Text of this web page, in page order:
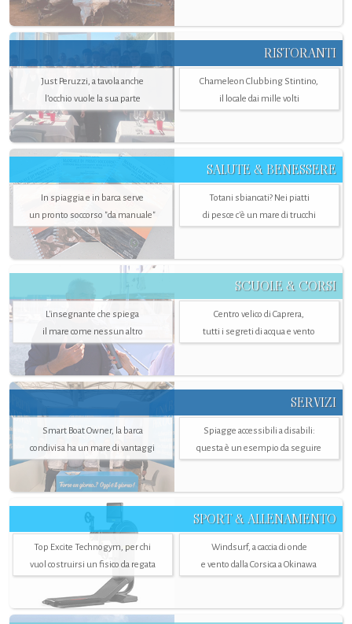
RISTORANTI
Just Peruzzi, a tavola anche
l’occhio vuole la sua parte
Chameleon Clubbing Stintino,
il locale dai mille volti
SALUTE & BENESSERE
In spiaggia e in barca serve
un pronto soccorso "da manuale"
Totani sbiancati? Nei piatti
di pesce c'è un mare di trucchi
SCUOLE & CORSI
L'insegnante che spiega
il mare come nessun altro
Centro velico di Caprera,
tutti i segreti di acqua e vento
SERVIZI
Smart Boat Owner, la barca
condivisa ha un mare di vantaggi
Spiagge accessibili a disabili:
questa è un esempio da seguire
SPORT & ALLENAMENTO
Top Excite Technogym, per chi
vuol costruirsi un fisico da regata
Windsurf, a caccia di onde
e vento dalla Corsica a Okinawa